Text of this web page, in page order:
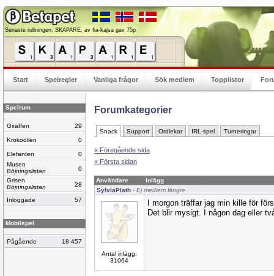
Senaste rullningen, SKAPARE, av fia-kajsa gav 75p
Start Spelregler Vanliga frågor Sök medlem Topplistor
Spelrum
Giraffen 29
Krokodilen 0
Elefanten
0
Musen
Böjningslistan
0
Grisen
Böjningslistan
28
Inloggade 57
Mobilspel
Pågående 18 457
Forumkategorier
Snack Support Ordlekar IRL-spel Turneringar
« Föregående sida
« Första sidan
Användare
Inlägg
SylviaPlath - Ej medlem längre
Antal inlägg:
31064
I morgon träffar jag min kille för
Det blir mysigt. I någon dag eller